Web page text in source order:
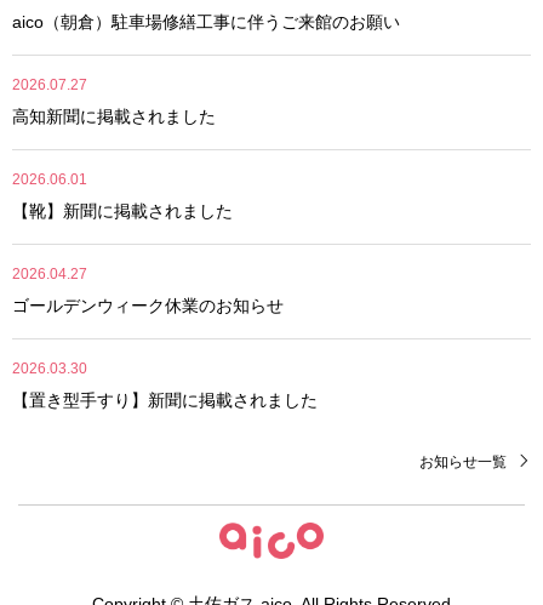
aico（朝倉）駐車場修繕工事に伴うご来館のお願い
2026.07.27
高知新聞に掲載されました
2026.06.01
【靴】新聞に掲載されました
2026.04.27
ゴールデンウィーク休業のお知らせ
2026.03.30
【置き型手すり】新聞に掲載されました
お知らせ一覧